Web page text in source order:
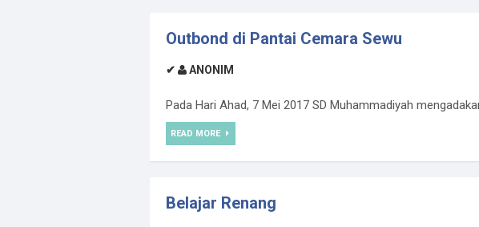
Outbond di Pantai Cemara Sewu
✔ ANONIM
Pada Hari Ahad, 7 Mei 2017 SD Muhammadiyah
READ MORE
Belajar Renang